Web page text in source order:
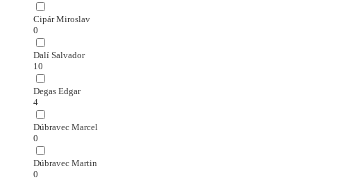
Cipár Miroslav
0
Dalí Salvador
10
Degas Edgar
4
Dúbravec Marcel
0
Dúbravec Martin
0